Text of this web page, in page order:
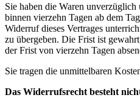
Sie haben die Waren unverzüglich
binnen vierzehn Tagen ab dem
Widerruf dieses Vertrages
zu übergeben. Die Frist ist
der Frist von vierzehn Tagen
Sie tragen die unmittelbaren
Das Widerrufsrecht besteht